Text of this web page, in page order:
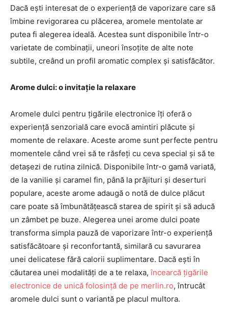
Dacă ești interesat de o experiență de vaporizare care să
îmbine revigorarea cu plăcerea, aromele mentolate ar
putea fi alegerea ideală. Acestea sunt disponibile într-o
varietate de combinații, uneori însoțite de alte note
subtile, creând un profil aromatic complex și satisfăcător.
Arome dulci: o invitație la relaxare
Aromele dulci pentru țigările electronice îți oferă o
experiență senzorială care evocă amintiri plăcute și
momente de relaxare. Aceste arome sunt perfecte pentru
momentele când vrei să te răsfeți cu ceva special și să te
detașezi de rutina zilnică. Disponibile într-o gamă variată,
de la vanilie și caramel fin, până la prăjituri și deserturi
populare, aceste arome adaugă o notă de dulce plăcut
care poate să îmbunătățească starea de spirit și să aducă
un zâmbet pe buze. Alegerea unei arome dulci poate
transforma simpla pauză de vaporizare într-o experiență
satisfăcătoare și reconfortantă, similară cu savurarea
unei delicatese fără calorii suplimentare. Dacă ești în
căutarea unei modalități de a te relaxa,încearcă țigările
electronice de unică folosință de pe merlin.ro, întrucât
aromele dulci sunt o variantă pe placul multora.